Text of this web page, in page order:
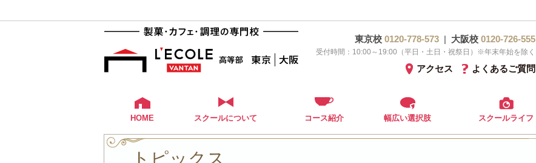
東京校 0120-778-573 | 大阪校 0120-726-555
受付時間：10:00～19:00（平日・土日・祝祭日）※年末年始を除く
よくあるご質問
アクセス
HOME スクールについて コース紹介 幅広い選択肢 スクールライフ
トピックス